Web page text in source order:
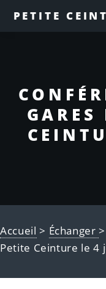
PETITE
GARES
Accueil > Échanger
Petite Ceinture le 4